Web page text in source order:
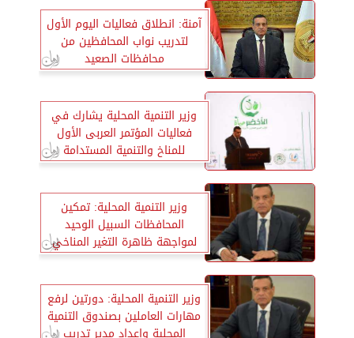
آمنة: انطلاق فعاليات اليوم الأول
لتدريب نواب المحافظين من
محافظات الصعيد
وزير التنمية المحلية يشارك في
فعاليات المؤتمر العربى الأول
للمناخ والتنمية المستدامة
وزير التنمية المحلية: تمكين
المحافظات السبيل الوحيد
لمواجهة ظاهرة التغير المناخي
وزير التنمية المحلية: دورتين لرفع
مهارات العاملين بصندوق التنمية
المحلية وإعداد مدير تدريب